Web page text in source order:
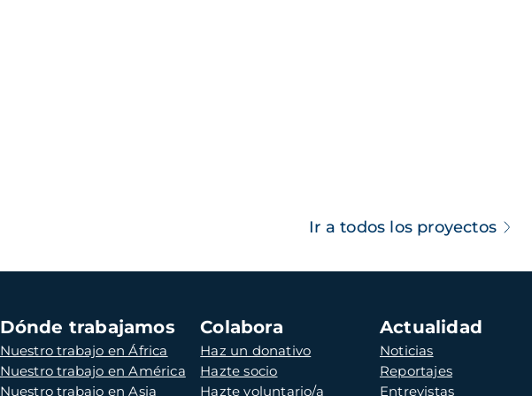
Ir a todos los proyectos
Dónde trabajamos
Nuestro trabajo en África
Nuestro trabajo en América
Nuestro trabajo en Asia
Colabora
Haz un donativo
Hazte socio
Hazte voluntario/a
Actualidad
Noticias
Reportajes
Entrevistas